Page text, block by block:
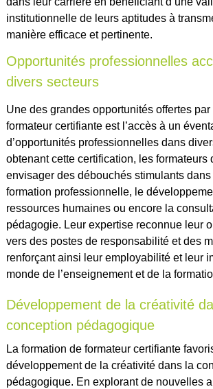
institutionnelle de leurs aptitudes à
manière efficace et pertinente.
Opportunités professionnelles
divers secteurs
Une des grandes opportunités offertes
formateur certifiante est l’accès à un
d’opportunités professionnelles dans
obtenant cette certification, les formateurs
envisager des débouchés stimulants dans
formation professionnelle, le
ressources humaines ou encore la
pédagogie. Leur expertise reconnue leur
vers des postes de responsabilité et des
renforçant ainsi leur employabilité et leur
monde de l’enseignement et de la
Développement de la créativité
conception pédagogique
La formation de formateur certifiante
développement de la créativité dans la
pédagogique. En explorant de nouvelles